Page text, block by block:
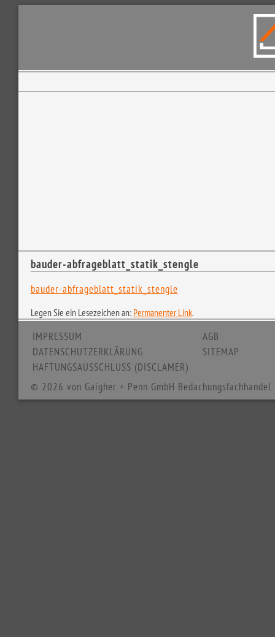
bauder-abfrageblatt_statik_stengle
bauder-abfrageblatt_statik_stengle
Legen Sie ein Lesezeichen an: Permanenter Link.
IMPRESSUM
DATENSCHUTZERKLÄRUNG
HAFTUNGSAUSSCHLUSS (DISCLAMER)
AGB
SITEMAP
© 2026 von Gaigher + Penn GmbH Bedachungsfachhandel